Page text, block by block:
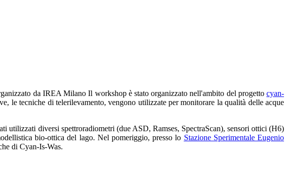
da IREA Milano Il workshop è stato organizzato nell'ambito del progetto cyan-
le tecniche di telerilevamento, vengono utilizzate per monitorare la qualità delle acque
utilizzati diversi spettroradiometri (due ASD, Ramses, SpectraScan), sensori ottici (H6)
bio-ottica del lago. Nel pomeriggio, presso lo Stazione Sperimentale Eugenio
di Cyan-Is-Was.